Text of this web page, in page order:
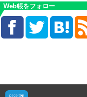
Web帳をフォロー